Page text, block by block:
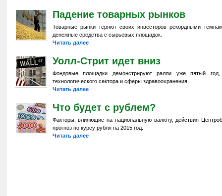
Падение товарных рынков
Товарные рынки теряют своих инвесторов рекордными
денежные средства с сырьевых площадок.
Читать далее
Уолл-Стрит идет вниз
Фондовые площадки демонстрируют ралли уже пятый
технологического сектора и сферы здравоохранения.
Читать далее
Что будет с рублем?
Факторы, влияющие на национальную валюту, действия
прогноз по курсу рубля на 2015 год.
Читать далее